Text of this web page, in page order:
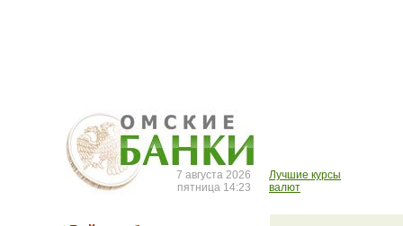
7 августа 2026
пятница 14:23
Лучшие курсы
валют